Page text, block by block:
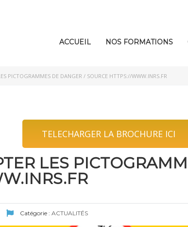
ACCUEIL NOS FORMATIONS
PICTOGRAMMES DE DANGER / SOURCE HTTPS://WWW.INRS.FR
TELECHARGER LA BROCHURE ICI
LES
Catégorie : ACTUALITÉS